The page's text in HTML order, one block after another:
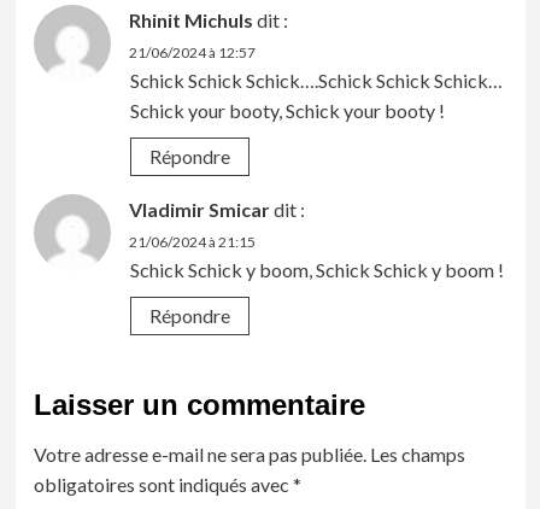
Rhinit Michuls dit :
21/06/2024 à 12:57
Schick Schick Schick….Schick Schick Schick…
Schick your booty, Schick your booty !
Répondre
Vladimir Smicardit :
21/06/2024 à 21:15
Schick Schick y boom, Schick Schick y boom !
Répondre
Laisser un commentaire
Votre adresse e-mail ne sera pas publiée. Les champs
obligatoires sont indiqués avec *